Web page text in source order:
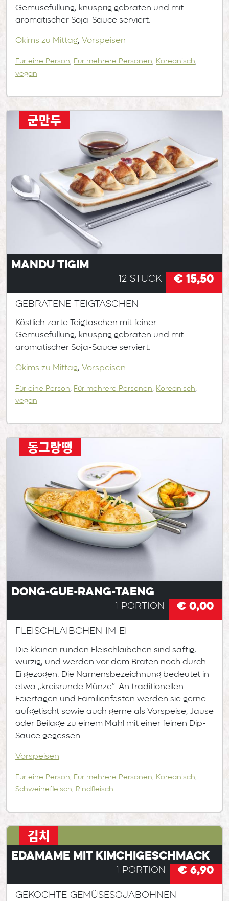
Gemüsefüllung, knusprig gebraten und mit
aromatischer Soja-Sauce serviert.
Okims zu Mittag, Vorspeisen
Für eine Person, Für mehrere Personen, Koreanisch,
vegan
군만두
Mandu Tigim
12 Stück € 15,50
Gebratene Teigtaschen
Köstlich zarte Teigtaschen mit feiner
Gemüsefüllung, knusprig gebraten und mit
aromatischer Soja-Sauce serviert.
Okims zu Mittag, Vorspeisen
Für eine Person, Für mehrere Personen, Koreanisch,
vegan
동그랑땡
Dong-gue-rang-taeng
1 Portion € 0,00
Fleischlaibchen im Ei
Die kleinen runden Fleischlaibchen sind saftig,
würzig, und werden vor dem Braten noch durch
Ei gezogen. Die Namensbezeichnung bedeutet in
etwa „kreisrunde Münze“. An traditionellen
Feiertagen und Familienfesten werden sie gerne
aufgetischt sowie auch gerne als Vorspeise, Jause
oder Beilage zu einem Mahl mit einer feinen Dip-
Sauce gegessen.
Vorspeisen
Für eine Person, Für mehrere Personen, Koreanisch,
Schweinefleisch, Rindfleisch
김치
Edamame mit Kimchigeschmack
1 Portion € 6,90
gekochte Gemüsesojabohnen